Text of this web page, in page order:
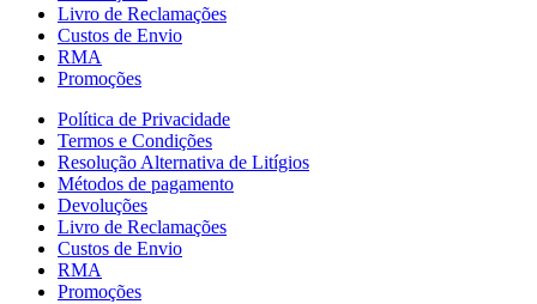
Livro de Reclamações
Custos de Envio
RMA
Promoções
Política de Privacidade
Termos e Condições
Resolução Alternativa de Litígios
Métodos de pagamento
Devoluções
Livro de Reclamações
Custos de Envio
RMA
Promoções